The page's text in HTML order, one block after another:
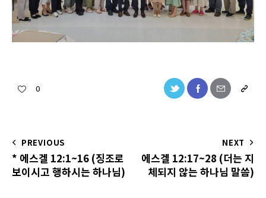
0
PREVIOUS
* 에스겔 12:1~16 (징조로
보이시고 행하시는 하나님)
NEXT
에스겔 12:17~28 (더는 지
체되지 않는 하나님 말씀)